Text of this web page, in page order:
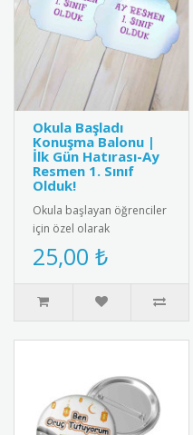
Okula Başladı
Konuşma Balonu |
İlk Gün Hatırası-Ay
Resmen 1. Sınıf
Olduk!
Okula başlayan öğrenciler
için özel olarak
tasarlanmış konuşma
balonu. Anaokulu, ilkokul
1. sınıf ve..
25,00 ₺